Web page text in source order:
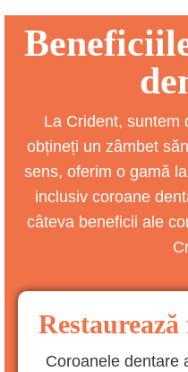
La Crident, suntem
obțineți un zâmbet
sens, oferim o gamă
inclusiv coroane
câteva beneficii ale
Coroanele dentare